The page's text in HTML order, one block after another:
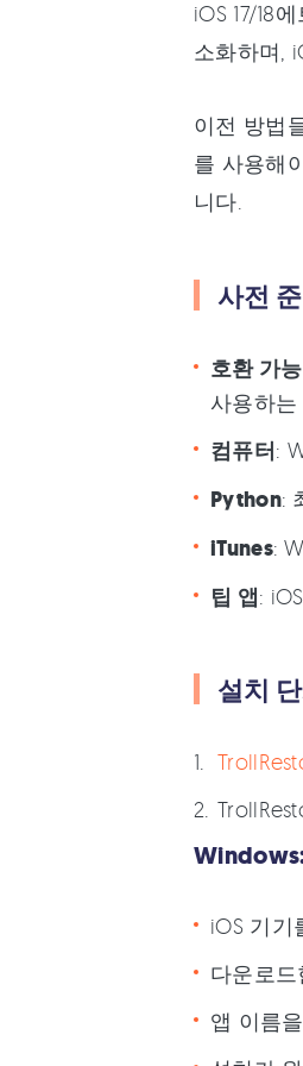
iOS 17/18
소화하며,
이전 방법
를 사용해
니다.
사전
호환 가
사용하
컴퓨터:
Python:
iTunes:
팁 앱:
설치
iOS 기기
다운로드
앱 이름